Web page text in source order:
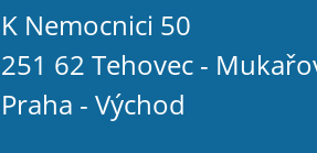
K Nemocnici 50
251 62 Tehovec -
Praha - Východ